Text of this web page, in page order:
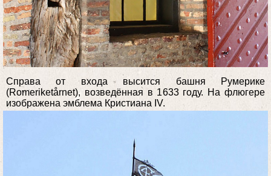
Справа от входа высится башня Румерике
(Romeriketårnet), возведённая в 1633 году. На флюгере
изображена эмблема Кристиана IV.